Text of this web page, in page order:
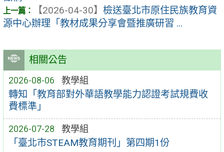
相關公告
2026-08-06 教學組
轉知「教育部對外華語教學能力認證考試規費收
費標準」
2026-07-28 教學組
「臺北市STEAM教育期刊」第四期1份
【2026-04-30】 檢送臺北市原住民族教育資
源中心辦理「教材成果分享會暨推廣研習 ...